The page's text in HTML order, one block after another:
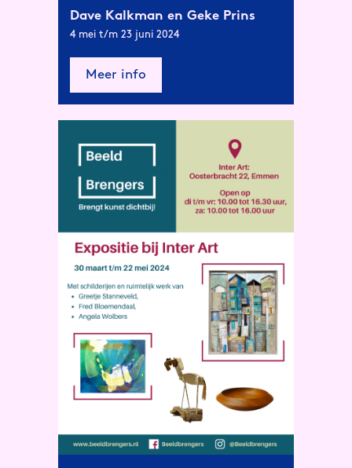
Dave Kalkman en Geke Prins
4 mei t/m 23 juni 2024
Meer info